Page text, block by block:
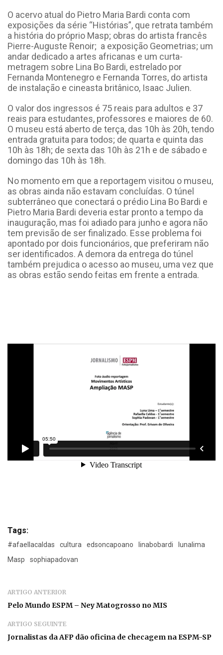
O acervo atual do Pietro Maria Bardi conta com
exposições da série “Histórias”, que retrata também
a história do próprio Masp; obras do artista francês
Pierre-Auguste Renoir; a exposição Geometrias; um
andar dedicado a artes africanas e um curta-
metragem sobre Lina Bo Bardi, estrelado por
Fernanda Montenegro e Fernanda Torres, do artista
de instalação e cineasta britânico, Isaac Julien.
O valor dos ingressos é 75 reais para adultos e 37
reais para estudantes, professores e maiores de 60.
O museu está aberto de terça, das 10h às 20h, tendo
entrada gratuita para todos; de quarta e quinta das
10h às 18h; de sexta das 10h às 21h e de sábado e
domingo das 10h às 18h.
No momento em que a reportagem visitou o museu,
as obras ainda não estavam concluídas. O túnel
subterrâneo que conectará o prédio Lina Bo Bardi e
Pietro Maria Bardi deveria estar pronto a tempo da
inauguração, mas foi adiado para junho e agora não
tem previsão de ser finalizado. Esse problema foi
apontado por dois funcionários, que preferiram não
ser identificados. A demora da entrega do túnel
também prejudica o acesso ao museu, uma vez que
as obras estão sendo feitas em frente a entrada.
Tags:
#afaellacaldas cultura edsoncapoano linabobardi
lunalima
Masp
sophiapadovan
ARTIGO ANTERIOR
Pelo Mundo ESPM – Ney Matogrosso no MIS
ARTIGO SEGUINTE
Jornalistas da AFP dão oficina de checagem na ESPM-SP